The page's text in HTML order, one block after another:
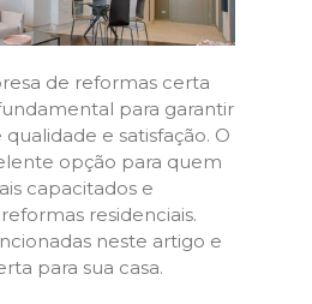
de reformas certa
para garantir
e satisfação. O
opção para quem
capacitados e
residenciais.
neste artigo e
para sua casa.